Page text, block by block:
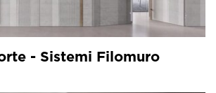
- Sistemi Filomuro